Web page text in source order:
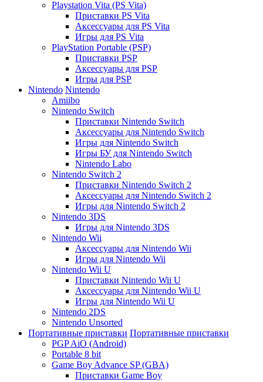
Playstation Vita (PS Vita)
Приставки PS Vita
Аксессуары для PS Vita
Игры для PS Vita
PlayStation Portable (PSP)
Приставки PSP
Аксессуары для PSP
Игры для PSP
Nintendo Nintendo
Amiibo
Nintendo Switch
Приставки Nintendo Switch
Аксессуары для Nintendo Switch
Игры для Nintendo Switch
Игры БУ для Nintendo Switch
Nintendo Labo
Nintendo Switch 2
Приставки Nintendo Switch 2
Аксессуары для Nintendo Switch 2
Игры для Nintendo Switch 2
Nintendo 3DS
Игры для Nintendo 3DS
Nintendo Wii
Аксессуары для Nintendo Wii
Игры для Nintendo Wii
Nintendo Wii U
Приставки Nintendo Wii U
Аксессуары для Nintendo Wii U
Игры для Nintendo Wii U
Nintendo 2DS
Nintendo Unsorted
Портативные приставки Портативные приставки
PGP AiO (Android)
Portable 8 bit
Game Boy Advance SP (GBA)
Приставки Game Boy